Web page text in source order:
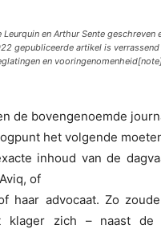
en Arthur Sente geschreven
gepubliceerde artikel is
en
de bovengenoemde
het volgende
inhoud van de
of
haar advocaat. Zo
klager zich – naast